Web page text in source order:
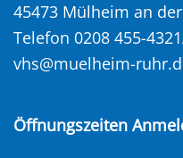
45473 Mülheim an
Telefon 0208 455-
vhs@muelheim-
Öffnungszeiten